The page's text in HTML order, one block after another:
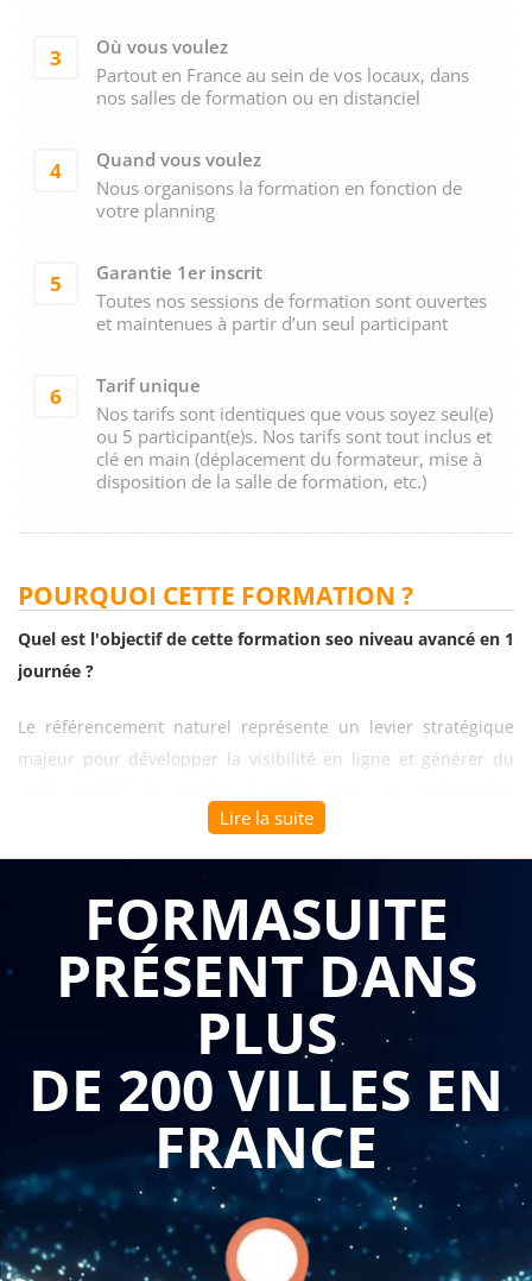
3
Où vous voulez
Partout en France au sein de vos locaux, dans
nos salles de formation ou en distanciel
4
Quand vous voulez
Nous organisons la formation en fonction de
votre planning
5
Garantie 1er inscrit
Toutes nos sessions de formation sont ouvertes
et maintenues à partir d’un seul participant
6
Tarif unique
Nos tarifs sont identiques que vous soyez seul(e)
ou 5 participant(e)s. Nos tarifs sont tout inclus et
clé en main (déplacement du formateur, mise à
disposition de la salle de formation, etc.)
POURQUOI CETTE FORMATION ?
Quel est l'objectif de cette formation seo niveau avancé en 1
journée ?
Le référencement naturel représente un levier stratégique
majeur pour développer la visibilité en ligne et générer du
nécessite une expertise technique et stratégique approfondie
pour obtenir des résultats concrets. Laformation seo niveau
des bases en référencement de franchir un palier d'expertise
en maîtrisant les techniques avancées, l'analyse approfondie
et la mise en œuvre de stratégies SEO performantes. Cette
approche intensive et opérationnelle transforme vos équipes
en experts autonomes capables de diagnostiquer, planifier et
exécuter des optimisations qui améliorent significativement le
positionnement de votre site dans les résultats de recherche.
Se perfectionner en SEO avancé en format court commence
par diagnostiquer les lacunes à améliorer de votre site
internet, compétence analytique essentielle pour identifier
précisément les leviers d'optimisation prioritaires. Vos
Lire la suite
FORMASUITE
PRÉSENT DANS
PLUS
DE 200 VILLES EN
FRANCE